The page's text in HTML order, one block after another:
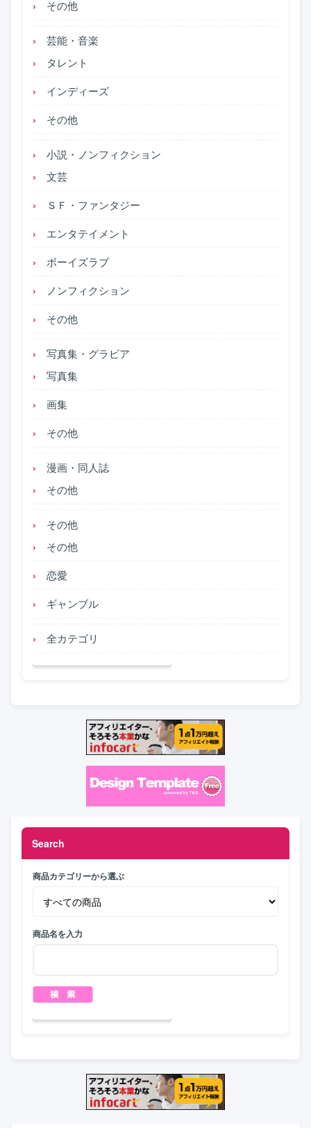
その他
芸能・音楽
タレント
インディーズ
その他
小説・ノンフィクション
文芸
ＳＦ・ファンタジー
エンタテイメント
ボーイズラブ
ノンフィクション
その他
写真集・グラビア
写真集
画集
その他
漫画・同人誌
その他
その他
その他
恋愛
ギャンブル
全カテゴリ
Search
商品カテゴリーから選ぶ
商品名を入力